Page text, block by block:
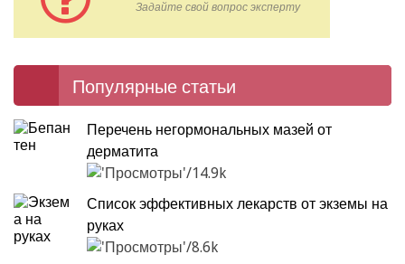
Задайте свой вопрос эксперту
Популярные статьи
Перечень негормональных мазей от
дерматита
14.9k
Список эффективных лекарств от экземы на
руках
8.6k